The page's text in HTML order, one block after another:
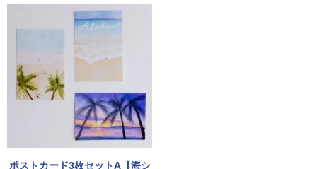
ポストカード3枚セットA【海シ